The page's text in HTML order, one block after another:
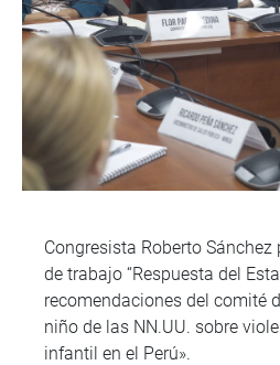
Congresista Roberto
de trabajo “Respuesta del
recomendaciones del comité
niño de las NN.UU. sobre
infantil en el Perú».